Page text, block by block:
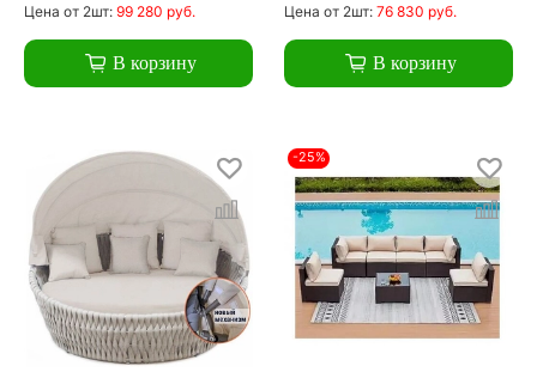
Цена от 2шт: 99 280 руб.
В корзину
Цена от 2шт: 76 830 руб.
В корзину
-25%